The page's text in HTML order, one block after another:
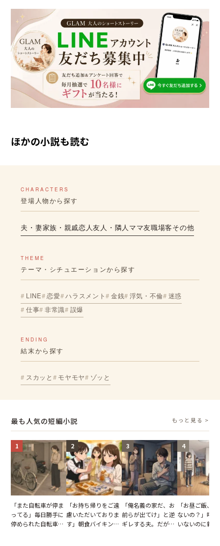
ほかの小説も読む
CHARACTERS
登場人物から探す
夫・妻家族・親戚恋人友人・隣人 ママ友職場客その他
THEME
テーマ・シチュエーションから探す
LINE 恋愛 ハラスメント 金銭 浮気・不倫 迷惑
仕事 非常識 誤爆
ENDING
結末から探す
スカッと モヤモヤ ゾッと
最も人気の短編小説 もっと見る >
1
「また自転車が停ま
ってる」毎日勝手に
停められた自転車。
2
「お持ち帰りをご遠
慮いただいておりま
す」朝食バイキング
3
「俺名義の家だ、お
前らが出てけ」と逆
ギレする夫。だが、
4
「お昼ご飯、
ないの？」呼
いないのに新